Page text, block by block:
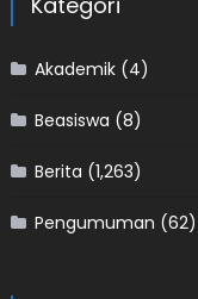
Akademik(4)
Beasiswa (8)
Berita (1,263)
Pengumuman (62)